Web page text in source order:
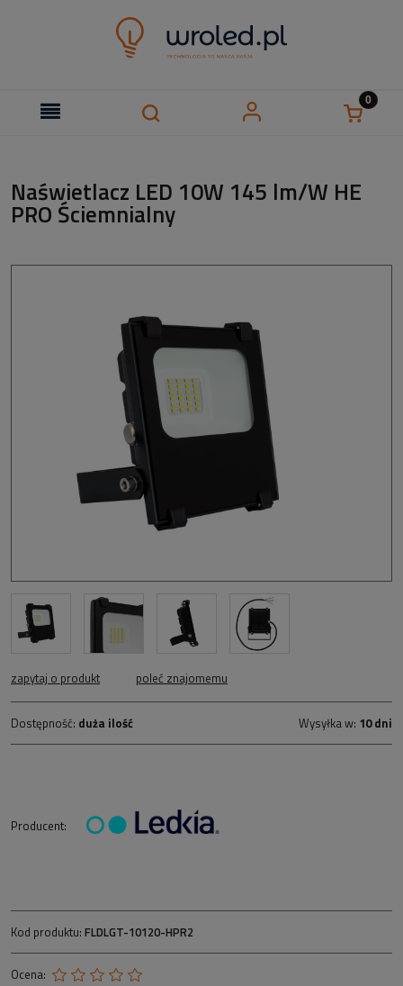
Naświetlacz LED 10W 145 lm/W HE
PRO Ściemnialny
zapytaj o produkt poleć znajomemu
Dostępność: duża ilość Wysyłka w: 10 dni
Producent:
Kod produktu: FLDLGT-10120-HPR2
Ocena: